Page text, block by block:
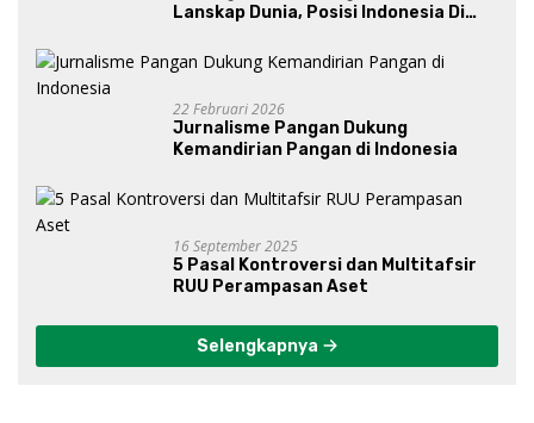
Lanskap Dunia, Posisi Indonesia Di
Gibran?
22 Februari 2026
Jurnalisme Pangan Dukung
Kemandirian Pangan di Indonesia
16 September 2025
5 Pasal Kontroversi dan Multitafsir
RUU Perampasan Aset
Selengkapnya